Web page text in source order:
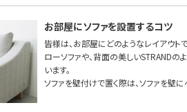
お部屋にソファを設置するコツ
皆様は、お部屋にどのようなレイアウト
ローソファや、背面の美しいSTRANDの
います。
ソファを壁付けで置く際は、ソファを壁